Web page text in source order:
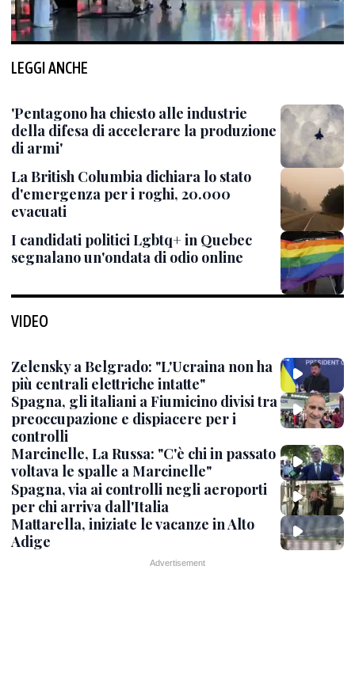
LEGGI ANCHE
'Pentagono ha chiesto alle industrie
della difesa di accelerare la produzione
di armi'
La British Columbia dichiara lo stato
d'emergenza per i roghi, 20.000
evacuati
I candidati politici Lgbtq+ in Quebec
segnalano un'ondata di odio online
VIDEO
Zelensky a Belgrado: "L'Ucraina non ha
più centrali elettriche intatte"
Spagna, gli italiani a Fiumicino divisi tra
preoccupazione e dispiacere per i
controlli
Marcinelle, La Russa: "C'è chi in passato
voltava le spalle a Marcinelle"
Spagna, via ai controlli negli aeroporti
per chi arriva dall'Italia
Mattarella, iniziate le vacanze in Alto
Adige